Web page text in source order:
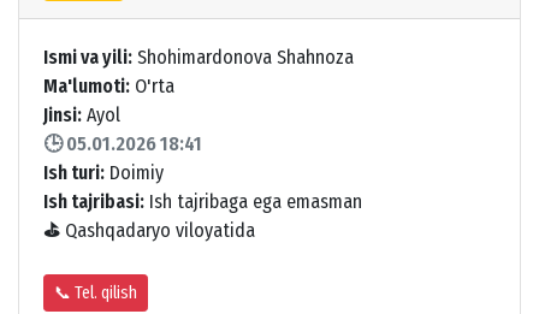
Ismi va yili: Shohimardonova Shahnoza
Ma'lumoti: O'rta
Jinsi: Ayol
🕒 05.01.2026 18:41
Ish turi: Doimiy
Ish tajribasi: Ish tajribaga ega emasman
⛳ Qashqadaryo viloyatida
📞 Tel. qilish